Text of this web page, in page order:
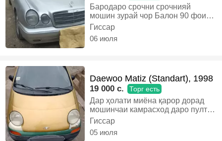
Бародаро срочни срочнияй
мошин зурай чор Балон 90 фоиз
матор 2лт ягон дард надора.
Срочна сум даркорай. Мошин
газкати 95та мегарди.бо Рахмат
бензин, Механика, Седан
Гиссар
06 июля
Daewoo Matiz (Standart), 1998
19 000 c. Торг есть
Дар ҳолати миёна қарор дорад
мошинчаи камрасход даро пулт
кати ҳуҷҷати солона ва
утилизатсия то 2027 дорад
фавран фурӯхта мешавад. Савдо
Гиссар
05 июля